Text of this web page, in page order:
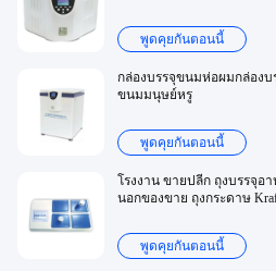
พูดคุยกันตอนนี้
กล่องบรรจุขนมห่อผมกล่อง
ขนมมนุษย์หรู
พูดคุยกันตอนนี้
โรงงาน ขายปลีก ถุงบรรจุ
นอกของขาย ถุงกระดาษ
พูดคุยกันตอนนี้